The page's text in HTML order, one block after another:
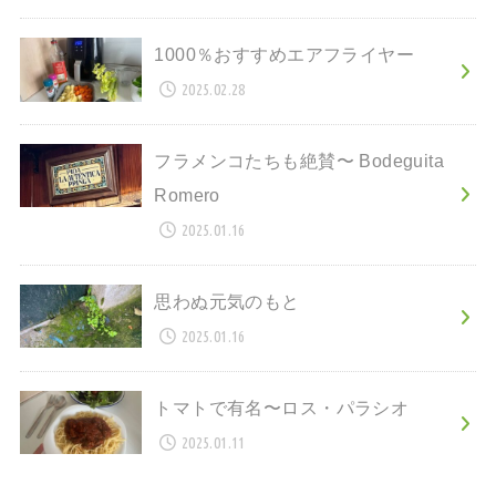
1000％おすすめエアフライヤー
2025.02.28
フラメンコたちも絶賛〜 Bodeguita
Romero
2025.01.16
思わぬ元気のもと
2025.01.16
トマトで有名〜ロス・パラシオ
2025.01.11